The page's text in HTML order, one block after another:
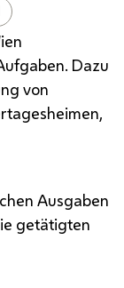
Dazu
von
Ausgaben
getätigten